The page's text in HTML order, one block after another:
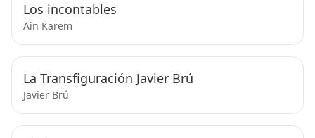
Los incontables
Ain Karem
La Transfiguración Javier Brú
Javier Brú